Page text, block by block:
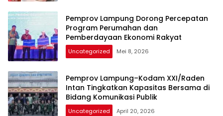
Pemprov Lampung Dorong Percepatan
Program Perumahan dan
Pemberdayaan Ekonomi Rakyat
Uncategorized Mei 8, 2026
Pemprov Lampung–Kodam XXI/Raden
Intan Tingkatkan Kapasitas Bersama di
Bidang Komunikasi Publik
Uncategorized April 20, 2026